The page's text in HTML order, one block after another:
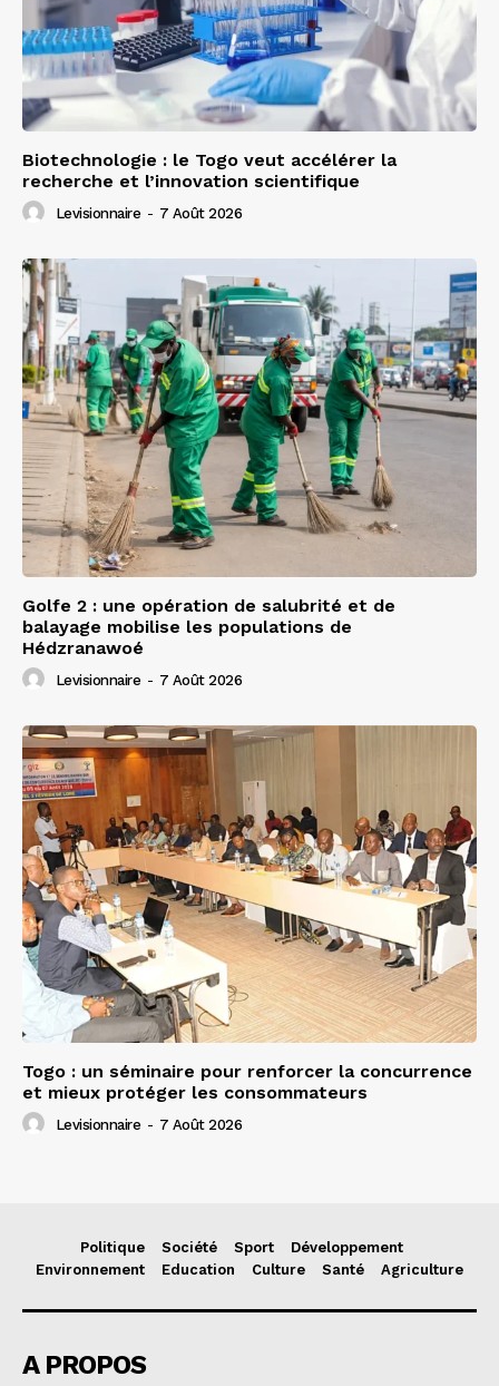
Biotechnologie : le Togo veut accélérer la
recherche et l’innovation scientifique
Levisionnaire - 7 Août 2026
Golfe 2 : une opération de salubrité et de
balayage mobilise les populations de
Hédzranawoé
Levisionnaire - 7 Août 2026
Togo : un séminaire pour renforcer la concurrence
et mieux protéger les consommateurs
Levisionnaire - 7 Août 2026
Politique Société Sport
Développement
Environnement
Education Culture Santé Agriculture
A PROPOS